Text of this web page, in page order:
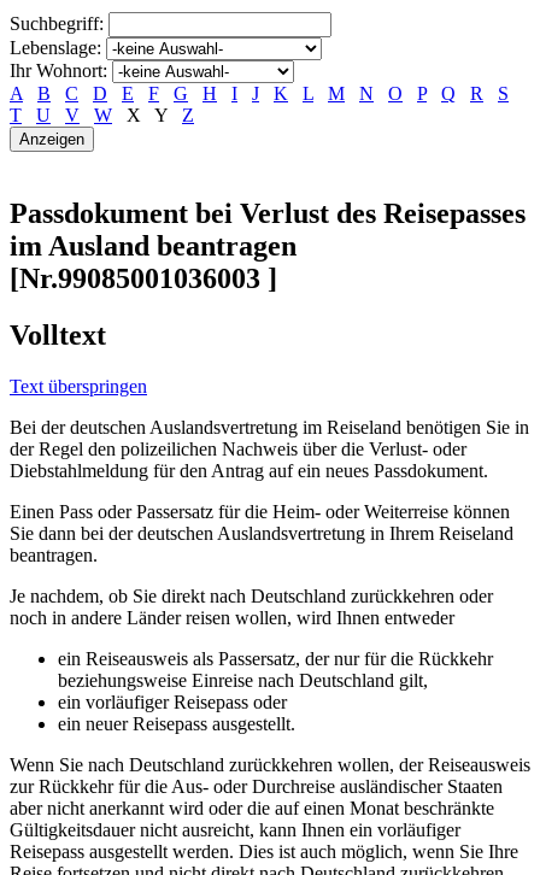
Suchbegriff:
Lebenslage:
Ihr Wohnort:
A
B C D E F G H I J K L M N O P Q R
S
T
U V W X Y Z
Passdokument bei Verlust des Reisepasses
im Ausland beantragen
[Nr.99085001036003 ]
Volltext
Text überspringen
Bei der deutschen Auslandsvertretung im Reiseland benötigen Sie in
der Regel den polizeilichen Nachweis über die Verlust- oder
Diebstahlmeldung für den Antrag auf ein neues Passdokument.
Einen Pass oder Passersatz für die Heim- oder Weiterreise können
Sie dann bei der deutschen Auslandsvertretung in Ihrem Reiseland
beantragen.
Je nachdem, ob Sie direkt nach Deutschland zurückkehren oder
noch in andere Länder reisen wollen, wird Ihnen entweder
ein Reiseausweis als Passersatz, der nur für die Rückkehr
beziehungsweise Einreise nach Deutschland gilt,
ein vorläufiger Reisepass oder
ein neuer Reisepass ausgestellt.
Wenn Sie nach Deutschland zurückkehren wollen, der Reiseausweis
zur Rückkehr für die Aus- oder Durchreise ausländischer Staaten
aber nicht anerkannt wird oder die auf einen Monat beschränkte
Gültigkeitsdauer nicht ausreicht, kann Ihnen ein vorläufiger
Reisepass ausgestellt werden. Dies ist auch möglich, wenn Sie Ihre